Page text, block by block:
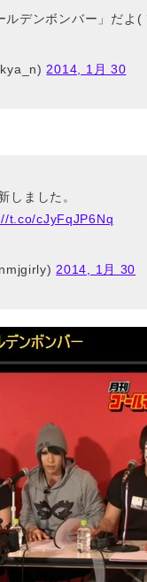
ルデンボンバー」だよ
2014, 1月 30
しました。
t.co/cJyFqJP6Nq
2014, 1月 30